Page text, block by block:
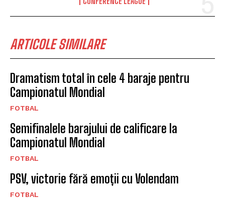
ARTICOLE SIMILARE
Dramatism total în cele 4 baraje pentru
Campionatul Mondial
FOTBAL
Semifinalele barajului de calificare la
Campionatul Mondial
FOTBAL
PSV, victorie fără emoții cu Volendam
FOTBAL